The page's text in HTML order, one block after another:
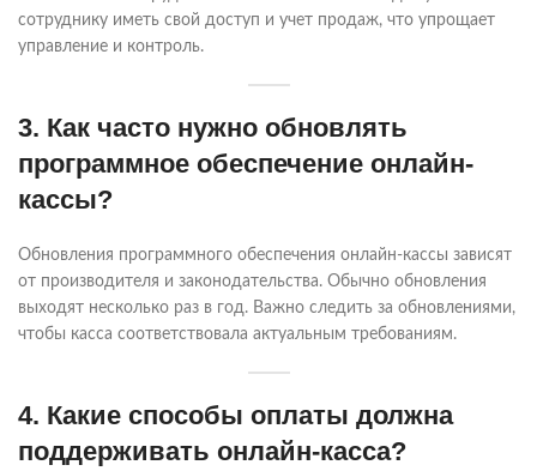
сотруднику иметь свой доступ и учет продаж, что упрощает
управление и контроль.
3. Как часто нужно обновлять
программное обеспечение онлайн-
кассы?
Обновления программного обеспечения онлайн-кассы зависят
от производителя и законодательства. Обычно обновления
выходят несколько раз в год. Важно следить за обновлениями,
чтобы касса соответствовала актуальным требованиям.
4. Какие способы оплаты должна
поддерживать онлайн-касса?